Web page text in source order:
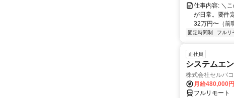
仕事内容: ＼
が日常。要件
32万円〜（前
固定時間制 フルリ
正社員
システムエ
株式会社セルバ
月給480,000
フルリモート